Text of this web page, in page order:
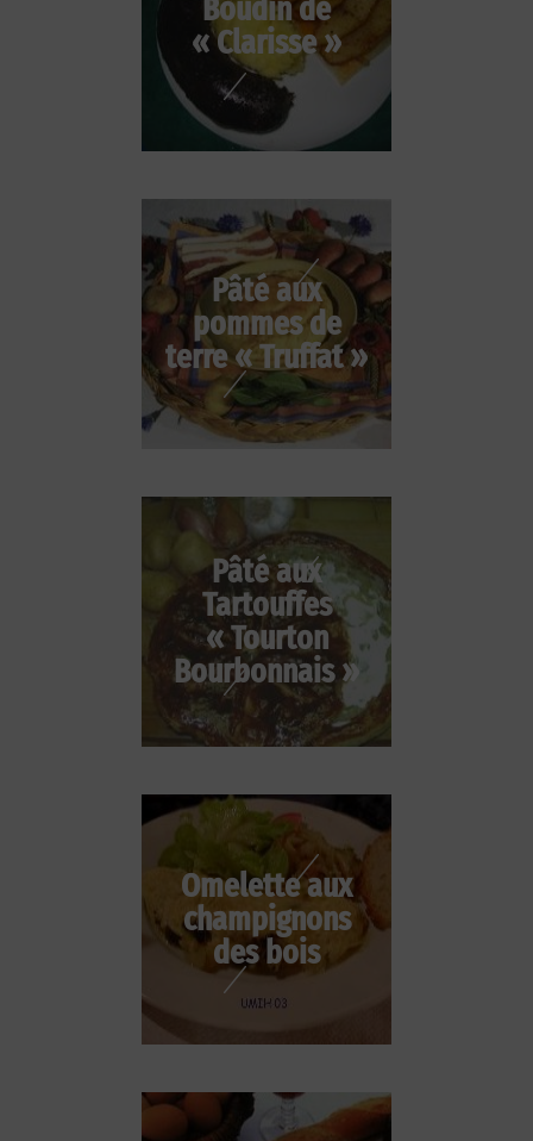
Boudin de
« Clarisse »
Pâté aux
pommes de
terre « Truffat »
Pâté aux
Tartouffes
« Tourton
Bourbonnais »
Omelette aux
champignons
des bois